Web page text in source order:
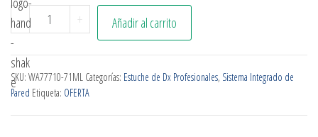
- + Añadir al carrito
SKU: WA77710-71ML Categorías: Estuche de Dx Profesionales, Sistema Integrado de
Pared Etiqueta: OFERTA